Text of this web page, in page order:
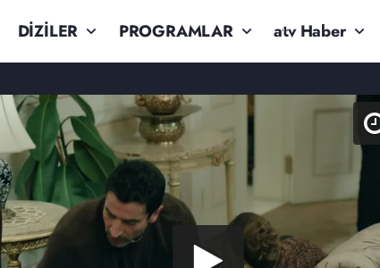
DİZİLER PROGRAMLAR atv Haber